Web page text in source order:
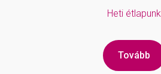
Heti étlapunk
Tovább